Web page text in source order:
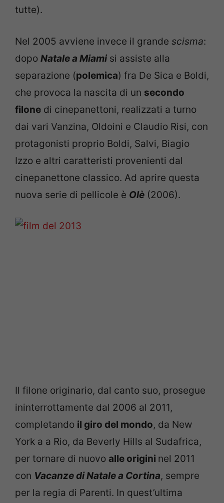
tutte).
Nel 2005 avviene invece il grande scisma:
dopo Natale a Miamisi assiste alla
separazione (polemica) fra De Sica e Boldi,
che provoca la nascita di un secondo
filone di cinepanettoni, realizzati a turno
dai vari Vanzina, Oldoini e Claudio Risi, con
protagonisti proprio Boldi, Salvi, Biagio
Izzo e altri caratteristi provenienti dal
cinepanettone classico. Ad aprire questa
nuova serie di pellicole è Olè (2006).
Il filone originario, dal canto suo, prosegue
ininterrottamente dal 2006 al 2011,
completando il giro del mondo, da New
York a a Rio, da Beverly Hills al Sudafrica,
per tornare di nuovo alle origini nel 2011
con Vacanze di Natale a Cortina, sempre
per la regia di Parenti. In quest’ultima